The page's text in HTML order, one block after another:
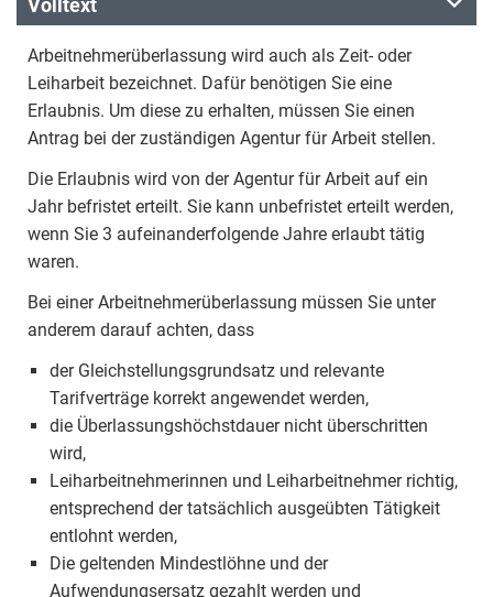
Volltext
Arbeitnehmerüberlassung wird auch als Zeit- oder
Leiharbeit bezeichnet. Dafür benötigen Sie eine
Erlaubnis. Um diese zu erhalten, müssen Sie einen
Antrag bei der zuständigen Agentur für Arbeit stellen.
Die Erlaubnis wird von der Agentur für Arbeit auf ein
Jahr befristet erteilt. Sie kann unbefristet erteilt werden,
wenn Sie 3 aufeinanderfolgende Jahre erlaubt tätig
waren.
Bei einer Arbeitnehmerüberlassung müssen Sie unter
anderem darauf achten, dass
der Gleichstellungsgrundsatz und relevante
Tarifverträge korrekt angewendet werden,
die Überlassungshöchstdauer nicht überschritten
wird,
Leiharbeitnehmerinnen und Leiharbeitnehmer richtig,
entsprechend der tatsächlich ausgeübten Tätigkeit
entlohnt werden,
Die geltenden Mindestlöhne und der
Aufwendungsersatz gezahlt werden und